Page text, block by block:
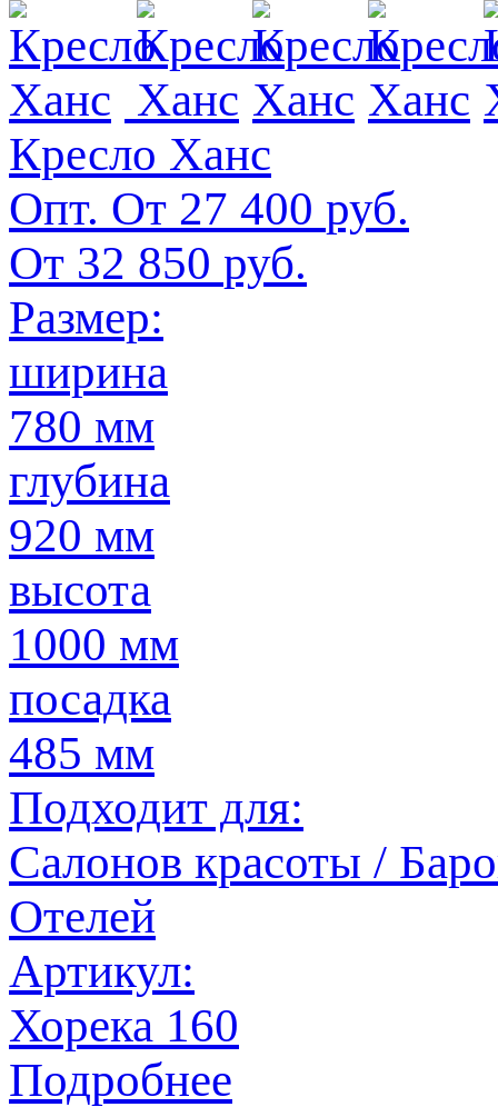
Кресло Ханс
Опт. От 27 400 руб.
От 32 850 руб.
Размер:
ширина
780 мм
глубина
920 мм
высота
1000 мм
посадка
485 мм
Подходит для:
Салонов красоты /
Отелей
Артикул:
Хорека 160
Подробнее